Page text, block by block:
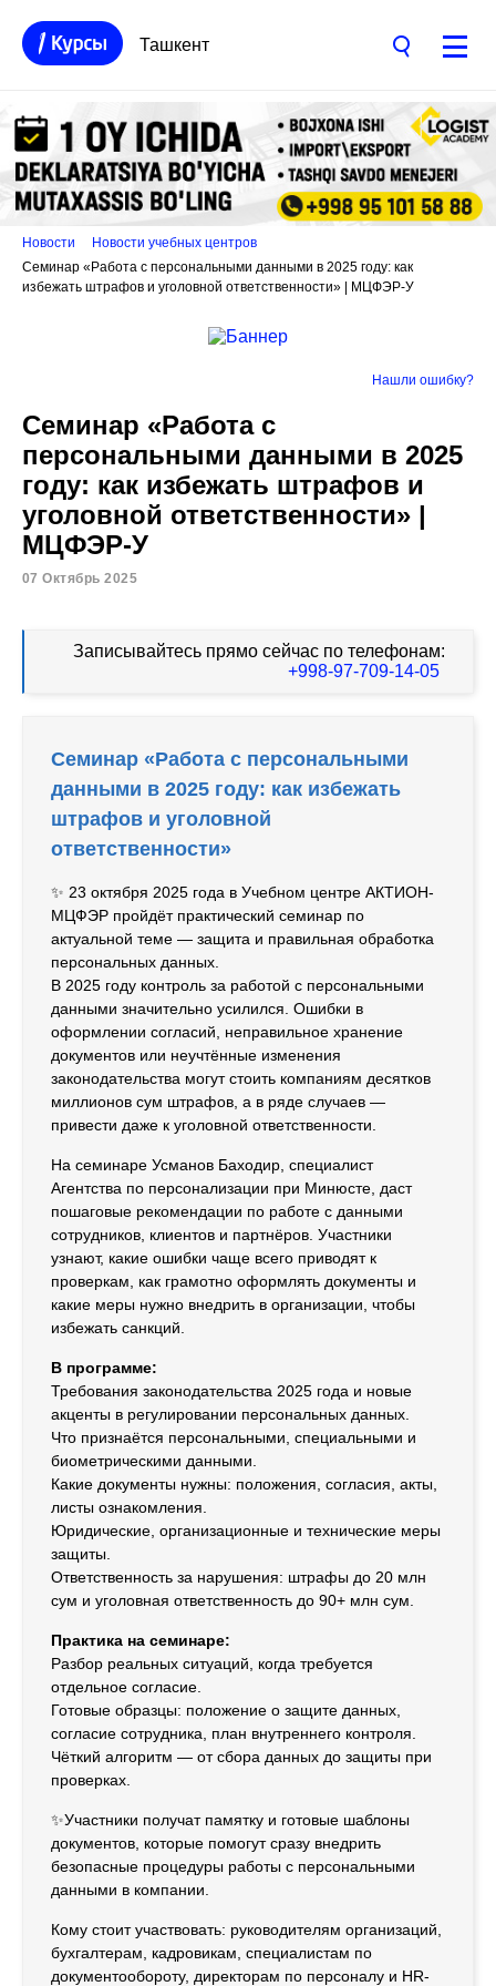
Ташкент
Новости
Новости учебных центров
Семинар «Работа с персональными данными в 2025 году: как
избежать штрафов и уголовной ответственности» | МЦФЭР-У
Нашли ошибку?
Семинар «Работа с
персональными данными в 2025
году: как избежать штрафов и
уголовной ответственности» |
МЦФЭР-У
07 Октябрь 2025
Записывайтесь прямо сейчас по телефонам:
+998-97-709-14-05
Семинар «Работа с персональными
данными в 2025 году: как избежать
штрафов и уголовной
ответственности»
✨ 23 октября 2025 года в Учебном центре АКТИОН-
МЦФЭР пройдёт практический семинар по
актуальной теме — защита и правильная обработка
персональных данных.
В 2025 году контроль за работой с персональными
данными значительно усилился. Ошибки в
оформлении согласий, неправильное хранение
документов или неучтённые изменения
законодательства могут стоить компаниям десятков
миллионов сум штрафов, а в ряде случаев —
привести даже к уголовной ответственности.
На семинаре Усманов Баходир, специалист
Агентства по персонализации при Минюсте, даст
пошаговые рекомендации по работе с данными
сотрудников, клиентов и партнёров. Участники
узнают, какие ошибки чаще всего приводят к
проверкам, как грамотно оформлять документы и
какие меры нужно внедрить в организации, чтобы
избежать санкций.
В программе:
Требования законодательства 2025 года и новые
акценты в регулировании персональных данных.
Что признаётся персональными, специальными и
биометрическими данными.
Какие документы нужны: положения, согласия, акты,
листы ознакомления.
Юридические, организационные и технические меры
защиты.
Ответственность за нарушения: штрафы до 20 млн
сум и уголовная ответственность до 90+ млн сум.
Практика на семинаре:
Разбор реальных ситуаций, когда требуется
отдельное согласие.
Готовые образцы: положение о защите данных,
согласие сотрудника, план внутреннего контроля.
Чёткий алгоритм — от сбора данных до защиты при
проверках.
✨Участники получат памятку и готовые шаблоны
документов, которые помогут сразу внедрить
безопасные процедуры работы с персональными
данными в компании.
Кому стоит участвовать: руководителям организаций,
бухгалтерам, кадровикам, специалистам по
документообороту, директорам по персоналу и HR-